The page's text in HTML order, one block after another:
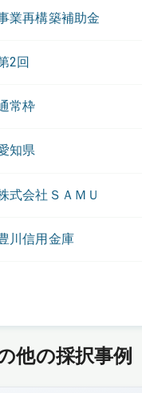
業再構築補助金
2回
常枠
知県
式会社ＳＡＭＵ
川信用金庫
他の採択事例